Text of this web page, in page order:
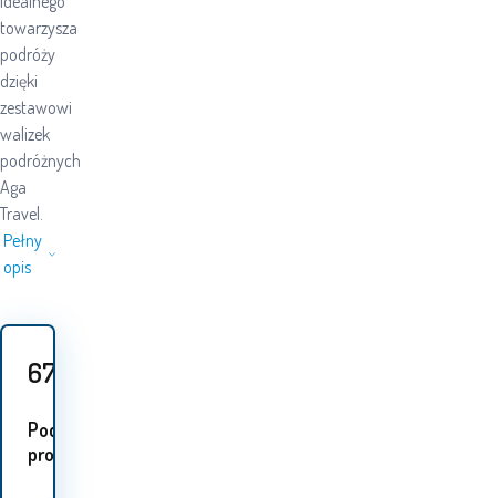
towarzysza
podróży
dzięki
zestawowi
walizek
podróżnych
Aga
Travel.
Pełny
opis
672
Podobne
produkty: